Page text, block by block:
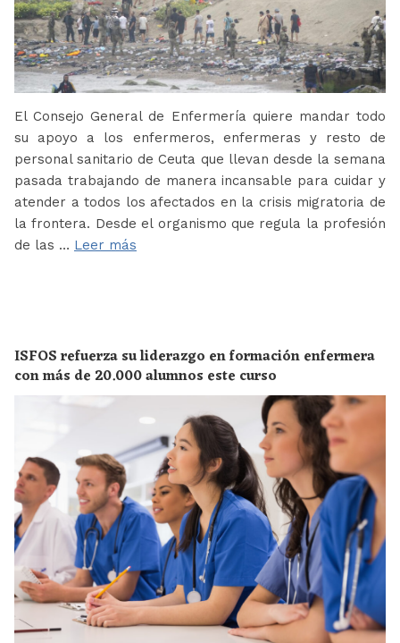
El Consejo General de Enfermería quiere mandar todo
su apoyo a los enfermeros, enfermeras y resto de
personal sanitario de Ceuta que llevan desde la semana
pasada trabajando de manera incansable para cuidar y
atender a todos los afectados en la crisis migratoria de
la frontera. Desde el organismo que regula la profesión
de las … Leer más
ISFOS refuerza su liderazgo en formación enfermera
con más de 20.000 alumnos este curso